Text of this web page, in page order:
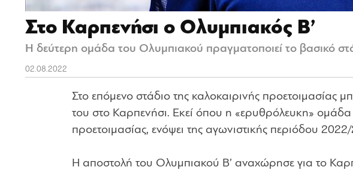
Στο Καρπενήσι ο Ολυμπιακός Β’
Η δεύτερη ομάδα του Ολυμπιακού πραγματοποιεί το βασικό
02.08.2022
Στο επόμενο στάδιο της καλοκαιρινής προετοιμασίας
του στο Καρπενήσι. Εκεί όπου η «ερυθρόλευκη»
προετοιμασίας, ενόψει της αγωνιστικής περιόδου
Η αποστολή του Ολυμπιακού Β’ αναχώρησε για το